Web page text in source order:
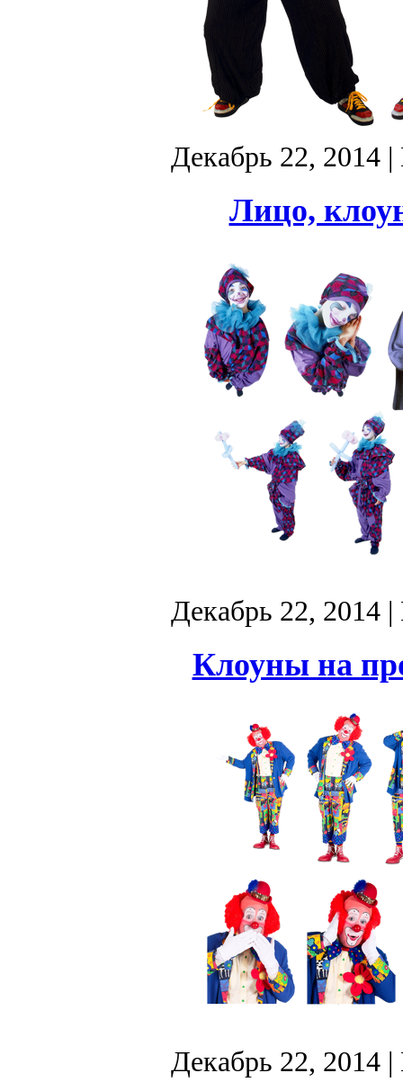
Декабрь 22, 2014|
Лицо,
Декабрь 22, 2014|
Клоуны на
Декабрь 22, 2014|